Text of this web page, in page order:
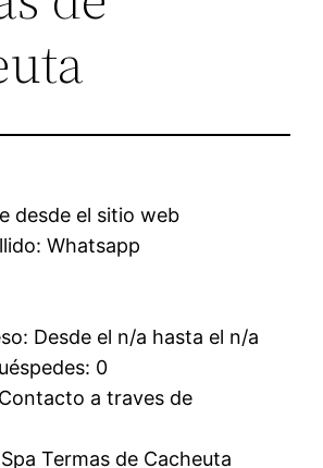
desde el sitio web
Whatsapp
Desde el n/a hasta el n/a
0
a traves de
Termas de Cacheuta